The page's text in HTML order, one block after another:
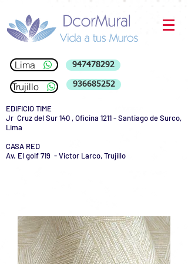
Lima 947478292
Trujillo 936685252
EDIFICIO TIME
Jr Cruz del Sur 140 , Oficina 1211 - Santiago de Surco,
Lima
CASA RED
Av. El golf 719 - Victor Larco, Trujillo